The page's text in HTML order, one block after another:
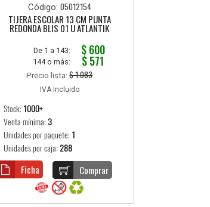
Código: 05012154
TIJERA ESCOLAR 13 CM PUNTA
REDONDA BLIS 01 U ATLANTIK
De 1 a 143: $ 600
144 o más: $ 571
Precio lista:$ 1.083
IVA Incluido
Stock: 1000+
Venta mínima: 3
Unidades por paquete: 1
Unidades por caja: 288
Comprar
Ficha